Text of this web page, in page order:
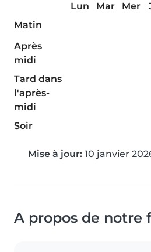
Lun Mar Mer
Matin
Après
midi
Tard dans
l'après-
midi
Soir
Mise à jour: 10 janvier
A propos de notre